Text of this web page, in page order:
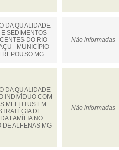
DA QUALIDADE
E SEDIMENTOS
DO RIO
- MUNICÍPIO
REPOUSO MG
Não informadas
DA QUALIDADE
INDIVÍDUO COM
MELLITUS EM
DE
FAMÍLIA NO
DE ALFENAS MG
Não informadas